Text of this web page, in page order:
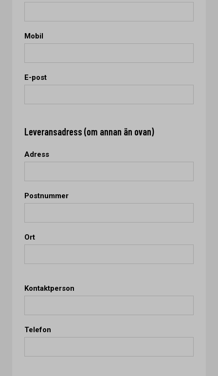
Mobil
E-post
Leveransadress (om annan än ovan)
Adress
Postnummer
Ort
Kontaktperson
Telefon